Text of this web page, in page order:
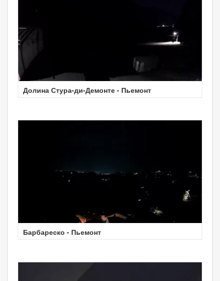
Долина Стура-ди-Демонте - Пьемонт
Барбареско - Пьемонт